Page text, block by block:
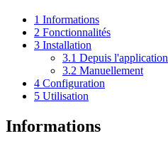
1 Informations
2 Fonctionnalités
3 Installation
3.1 Depuis l'application
3.2 Manuellement
4 Configuration
5 Utilisation
Informations